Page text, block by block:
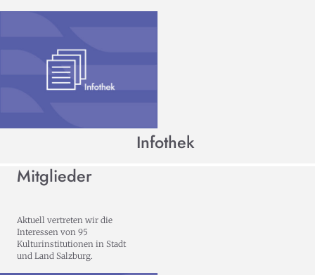
Infothek
Mitglieder
Aktuell vertreten wir die
Interessen von 95
Kulturinstitutionen in Stadt
und Land Salzburg.